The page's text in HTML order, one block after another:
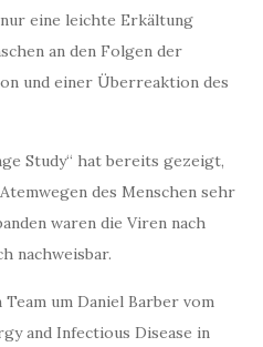
eine leichte Er­kältung
an den Folgen der
und einer Überreaktion des
Study“ hat bereits gezeigt,
des Menschen sehr
waren die Viren nach
nachweisbar.
Team um Daniel Barber vom
and Infec­tious Disease in